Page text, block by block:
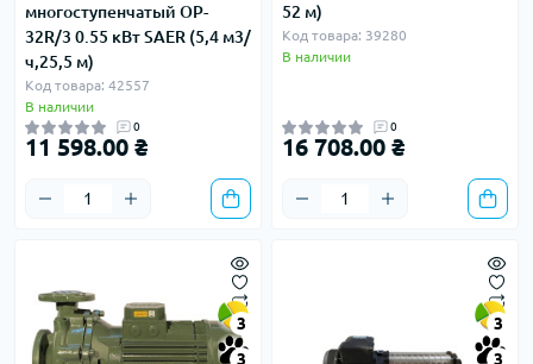
многоступенчатый OP-
32R/3 0.55 кВт SAER (5,4 м3/
ч,25,5 м)
Код товара: 42557
В наличии
0
11 598.00 ₴
52 м)
Код товара: 39280
В наличии
0
16 708.00 ₴
3
3
3
3